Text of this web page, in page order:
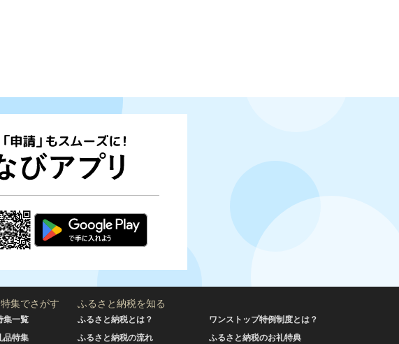
集でさがす
集一覧
品特集
ふるさと納税を知る
ふるさと納税とは？
ふるさと納税の流れ
ワンストップ特例制度とは？
ふるさと納税のお礼特典